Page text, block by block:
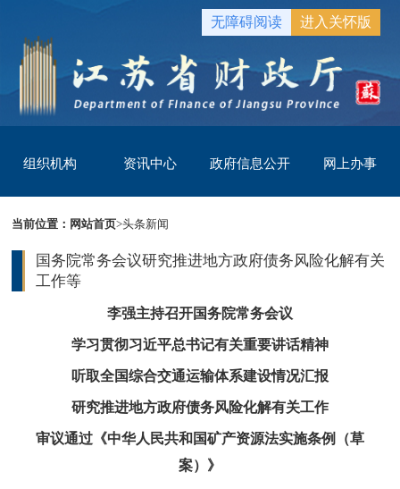
无障碍阅读 进入关怀版
组织机构 资讯中心 政府信息公开 网上办事
当前位置： 网站首页>头条新闻
国务院常务会议研究推进地方政府债务风险化解有关
工作等
李强主持召开国务院常务会议
学习贯彻习近平总书记有关重要讲话精神
听取全国综合交通运输体系建设情况汇报
研究推进地方政府债务风险化解有关工作
审议通过《中华人民共和国矿产资源法实施条例（草
案）》